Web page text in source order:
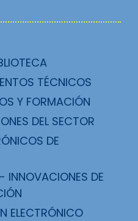
TÉCNICOS
Y FORMACIÓN
DEL SECTOR
DE
INNOVACIONES DE
ELECTRÓNICO